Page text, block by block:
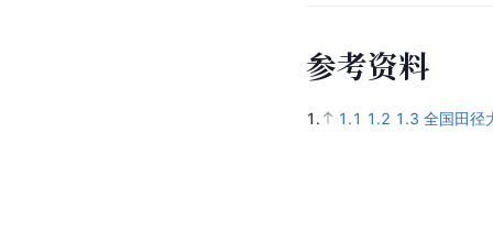
参考资料
1. 1.1 1.2 1.3 全国田径